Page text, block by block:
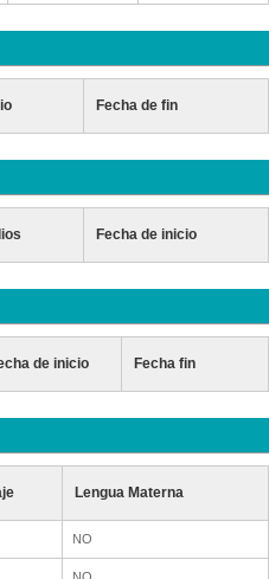
Fecha de fin
Fecha de inicio
de inicio Fecha fin
Lengua Materna
NO